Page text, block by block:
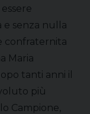
e senza nulla
confraternita
Maria
tanti anni il
più
Campione,